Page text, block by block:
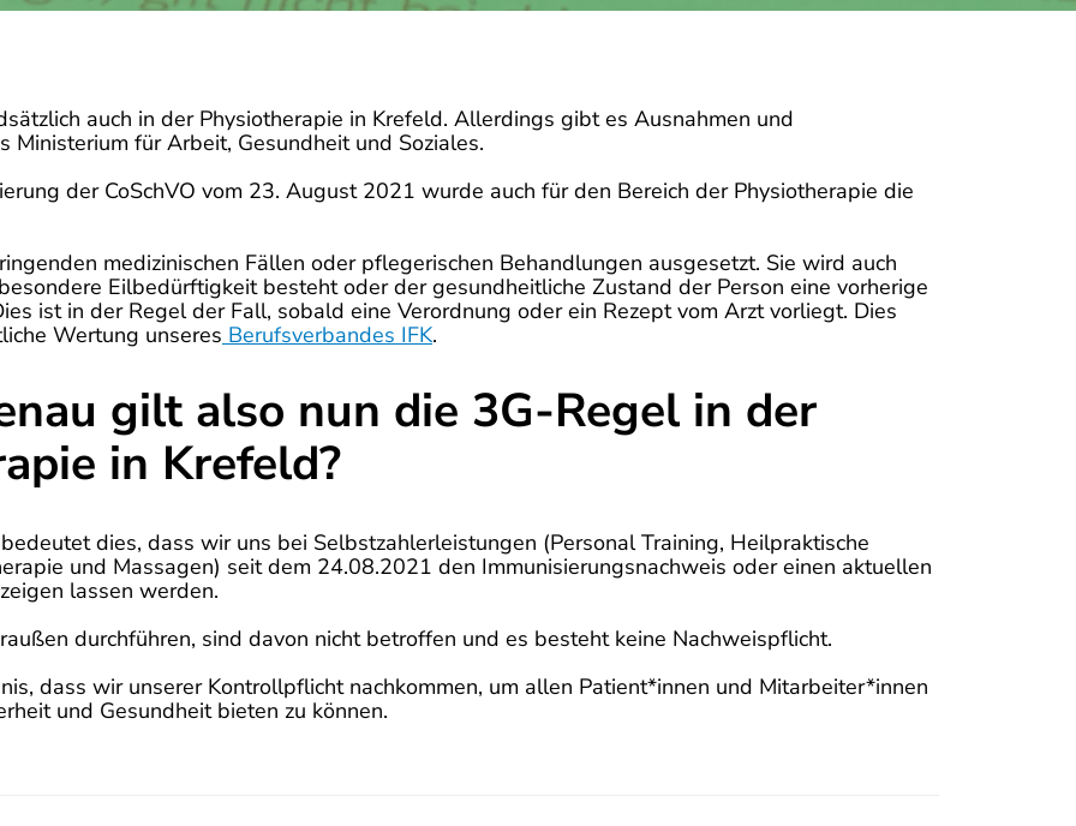
auch in der Physiotherapie in Krefeld. Allerdings gibt es Ausnahmen und
Ministerium für Arbeit, Gesundheit und Soziales.
der CoSchVO vom 23. August 2021 wurde auch für den Bereich der Physiotherapie die
medizinischen Fällen oder pflegerischen Behandlungen ausgesetzt. Sie wird auch
Eilbedürftigkeit besteht oder der gesundheitliche Zustand der Person eine vorherige
ist in der Regel der Fall, sobald eine Verordnung oder ein Rezept vom Arzt vorliegt. Dies
Wertung unseres Berufsverbandes IFK.
gilt also nun die 3G-Regel in der
in Krefeld?
dies, dass wir uns bei Selbstzahlerleistungen (Personal Training, Heilpraktische
und Massagen) seit dem 24.08.2021 den Immunisierungsnachweis oder einen aktuellen
lassen werden.
durchführen, sind davon nicht betroffen und es besteht keine Nachweispflicht.
dass wir unserer Kontrollpflicht nachkommen, um allen Patient*innen und Mitarbeiter*innen
und Gesundheit bieten zu können.